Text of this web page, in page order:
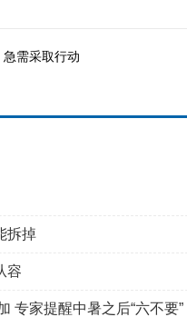
需采取行动
拆掉
容
专家提醒中暑之后“六不要”